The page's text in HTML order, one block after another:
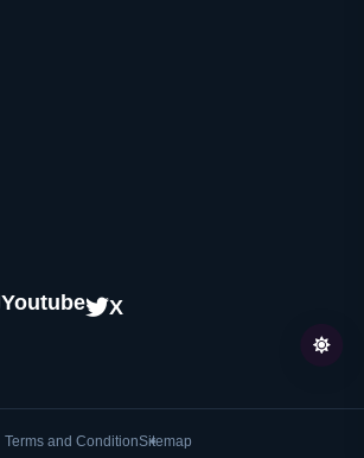
Youtube X
Terms and ConditionSitemap